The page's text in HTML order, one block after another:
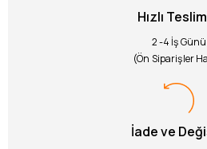
Hızlı
2 -4 İş Günü
(Ön Siparişler
İade ve